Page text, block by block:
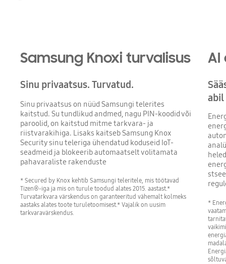
Samsung Knoxi turvalisus
Sinu privaatsus. Turvatud.
Sinu privaatsus on nüüd Samsungi telerites
kaitstud. Su tundlikud andmed, nagu PIN-koodid või
paroolid, on kaitstud mitme tarkvara- ja
riistvarakihiga. Lisaks kaitseb Samsung Knox
Security sinu teleriga ühendatud koduseid IoT-
seadmeid ja blokeerib automaatselt volitamata
pahavaraliste rakenduste
* Secured by Knox kehtib Samsungi teleritele, mis töötavad
Tizen®-iga ja mis on turule toodud alates 2015. aastast.*
Turvatarkvara värskendus on garanteeritud vähemalt kolmeks
aastaks alates toote turuletoomisest.* Vajalik on uusim
tarkvaravärskendus.
AI
abil
*